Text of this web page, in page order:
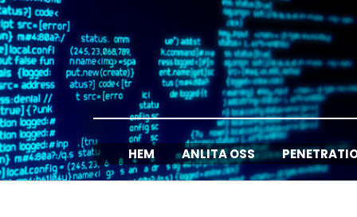
Hoppa
till
innehåll
HEM ANLITA OSS